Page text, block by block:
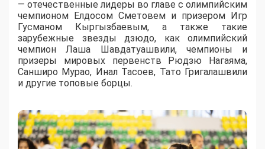
— отечественные лидеры во главе с олимпийским
чемпионом Елдосом Сметовем и призером Игр
Гусманом Кыргызбаевым, а также такие
зарубежные звезды дзюдо, как олимпийский
чемпион Лаша Шавдатуашвили, чемпионы и
призеры мировых первенств Рюдзю Нагаяма,
Санширо Мурао, Инал Тасоев, Тато Григалашвили
и другие топовые борцы.